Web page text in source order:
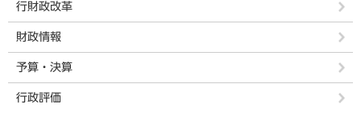
行財政改革
財政情報
予算・決算
行政評価